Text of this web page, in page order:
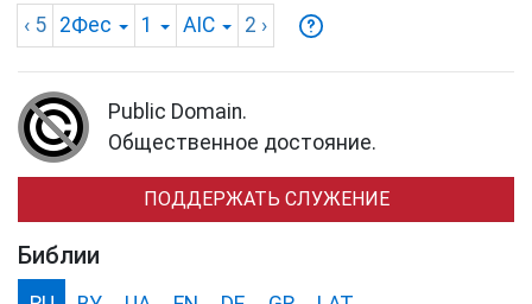
‹ 5 2Фес 1 AIC 2 ›
Public Domain.
Общественное достояние.
ПОДДЕРЖАТЬ СЛУЖЕНИЕ
Библии